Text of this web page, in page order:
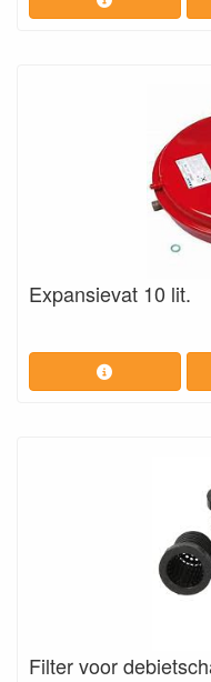
Expansievat 10 lit.
Filter voor